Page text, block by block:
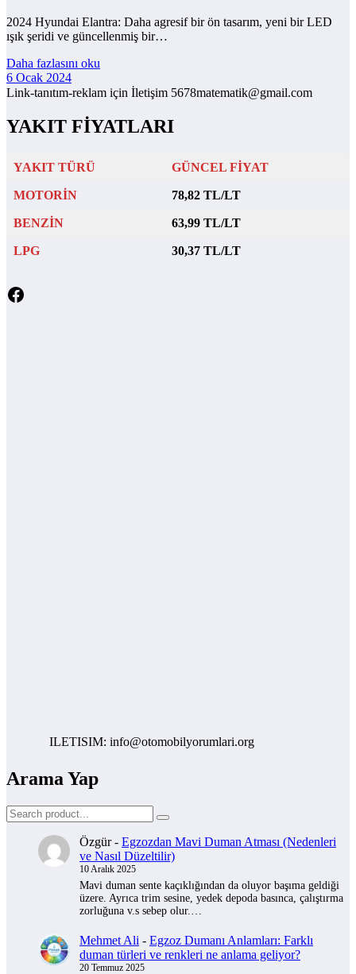
2024 Hyundai Elantra: Daha agresif bir ön tasarım, yeni bir LED
ışık şeridi ve güncellenmiş bir…
Daha fazlasını oku
6 Ocak 2024
Link-tanıtım-reklam için İletişim 5678matematik@gmail.com
YAKIT FİYATLARI
YAKIT TÜRÜ GÜNCEL FİYAT
MOTORİN 78,82 TL/LT
BENZİN 63,99 TL/LT
LPG 30,37 TL/LT
Facebook
ILETISIM: info@otomobilyorumlari.org
Arama Yap
Özgür- Egzozdan Mavi Duman Atması (Nedenleri
ve Nasıl Düzeltilir)
10 Aralık 2025
Mavi duman sente kaçıklığından da oluyor başıma geldiği
üzere. Ayrıca trim sesine, yedek depoda basınca, çalıştırma
zorluğuna v.s sebep olur.…
Mehmet Ali - Egzoz Dumanı Anlamları: Farklı
duman türleri ve renkleri ne anlama geliyor?
20 Temmuz 2025